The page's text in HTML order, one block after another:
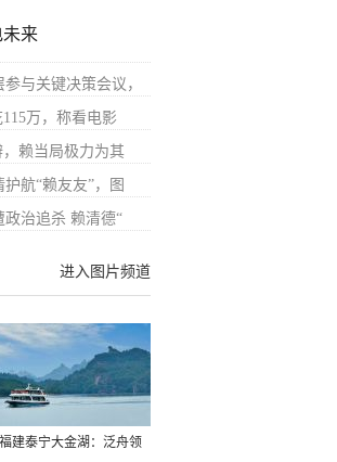
来
与关键决策会议，
万，称看电影
，赖当局极力为其
航“赖友友”，图
治追杀 赖清德“
进入图片频道
福建泰宁大金湖：泛舟领